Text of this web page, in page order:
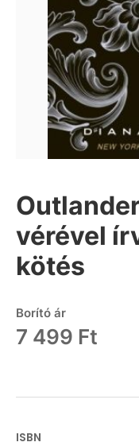
vérével
kötés
Borító ár
7 499 Ft
ISBN